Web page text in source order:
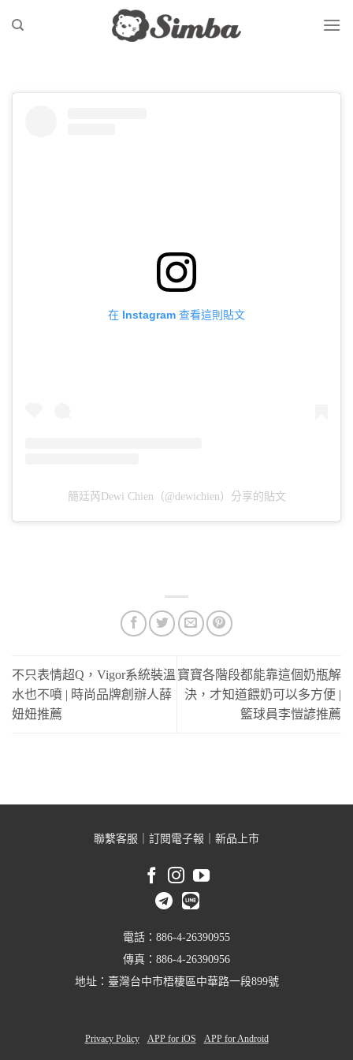
在 Instagram 查看這則貼文
簡廷芮Dewi Chien（@dewichien）分享的貼文
不只表情超Q，Vigor系統裝溫
水也不噴 | 時尚品牌創辦人薛
妞妞推薦
寶寶各階段都能靠這個奶瓶解
決，才知道餵奶可以多方便 |
籃球員李愷諺推薦
聯繫客服 訂閱電子報 新品上市
電話：886-4-26390955
傳真：886-4-26390956
地址：臺灣台中市梧棲區中華路一段899號
Privacy Policy APP for iOS APP for Android